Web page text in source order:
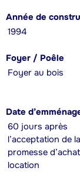
Année de
1994
Foyer / Poêle
Foyer au bois
Date
60 jours après
l’acceptation de la
promesse
location